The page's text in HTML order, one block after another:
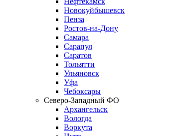
Новокуйбышевск
Пенза
Ростов-на-Дону
Самара
Сарапул
Саратов
Тольятти
Ульяновск
Уфа
Чебоксары
Северо-Западный ФО
Архангельск
Вологда
Воркута